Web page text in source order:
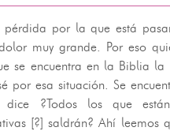
pérdida por la que está
muy grande. Por eso
se encuentra en la Biblia
por esa situación. Se
dice ?Todos los que
[?] saldrán? Ahí leemos